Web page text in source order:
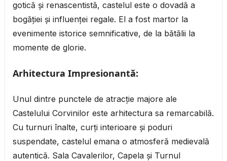
gotică și renascentistă, castelul este o dovadă a
bogăției și influenței regale. El a fost martor la
evenimente istorice semnificative, de la bătălii la
momente de glorie.
Arhitectura Impresionantă:
Unul dintre punctele de atracție majore ale
Castelului Corvinilor este arhitectura sa remarcabilă.
Cu turnuri înalte, curți interioare și poduri
suspendate, castelul emana o atmosferă medievală
autentică. Sala Cavalerilor, Capela și Turnul